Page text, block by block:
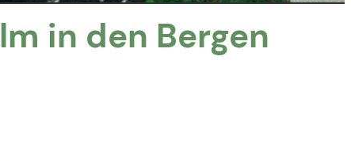
in den Bergen